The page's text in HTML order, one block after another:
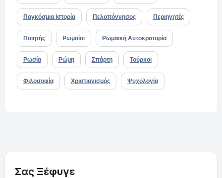
Παγκόσμια Ιστορία Πελοπόννησος Περιηγητές
Ποιητής Ρωμαίοι Ρωμαϊκή Αυτοκρατορία
Ρωσία Ρώμη Σπάρτη Τούρκοι
Φιλοσοφία Χριστιανισμός Ψυχολογία
Σας Ξέφυγε